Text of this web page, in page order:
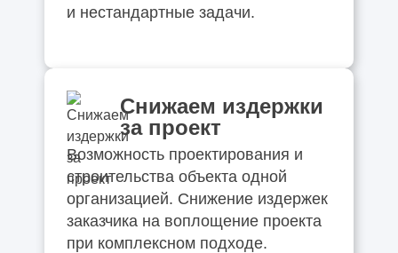
и нестандартные задачи.
Снижаем издержки
за проект
Возможность проектирования и
строительства объекта одной
организацией. Снижение издержек
заказчика на воплощение проекта
при комплексном подходе.